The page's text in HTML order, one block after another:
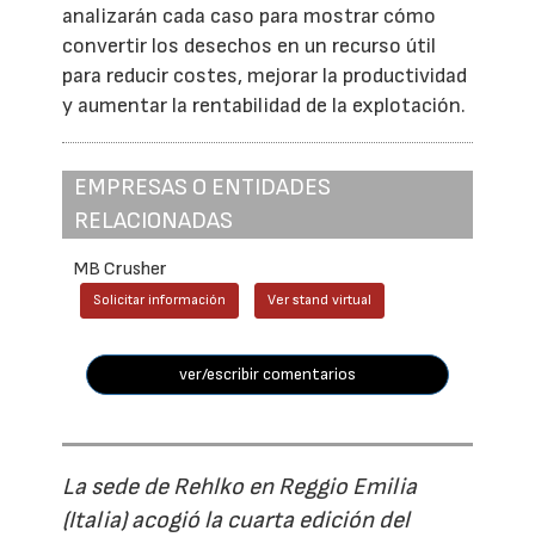
analizarán cada caso para mostrar cómo
convertir los desechos en un recurso útil
para reducir costes, mejorar la productividad
y aumentar la rentabilidad de la explotación.
EMPRESAS O ENTIDADES
RELACIONADAS
MB Crusher
Solicitar información Ver stand virtual
ver/escribir comentarios
La sede de Rehlko en Reggio Emilia
(Italia) acogió la cuarta edición del